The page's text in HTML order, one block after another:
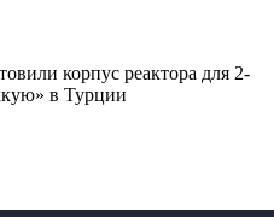
корпус реактора для 2-
в Турции